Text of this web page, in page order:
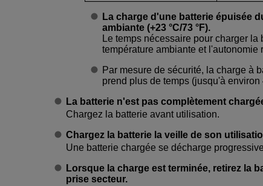
La charge d'une batterie épuisée
ambiante (+23 °C/73 °F).
Le temps nécessaire pour charger
température ambiante et l'autonomie
Par mesure de sécurité, la charge à
prend plus de temps (jusqu'à environ
La batterie n'est pas complètement
Chargez la batterie avant utilisation.
Chargez la batterie la veille de son
Une batterie chargée se décharge
Lorsque la charge est terminée, retirez la
prise secteur.